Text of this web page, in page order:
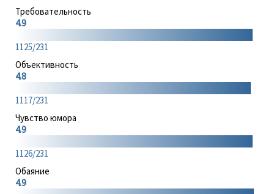
Требовательность
4.9
1125/231
Объективность
4.8
1117/231
Чувство юмора
4.9
1126/231
Обаяние
4.9